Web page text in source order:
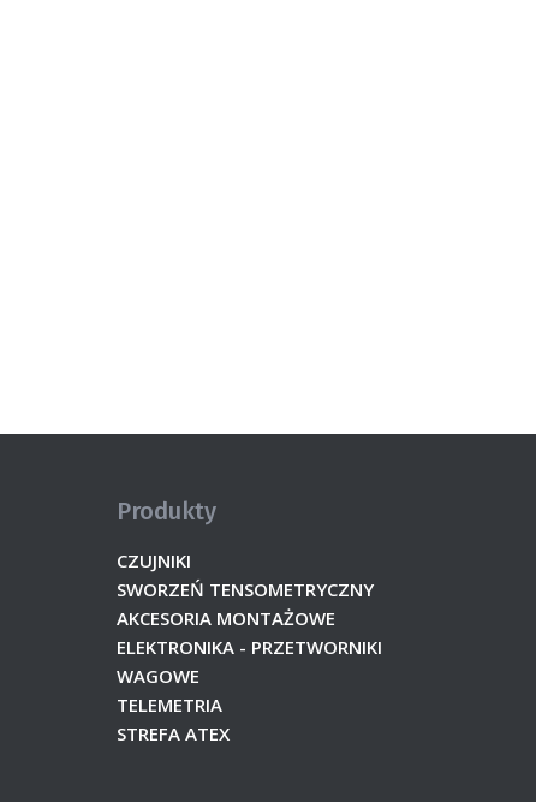
Produkty
CZUJNIKI
SWORZEŃ TENSOMETRYCZNY
AKCESORIA MONTAŻOWE
ELEKTRONIKA - PRZETWORNIKI
WAGOWE
TELEMETRIA
STREFA ATEX